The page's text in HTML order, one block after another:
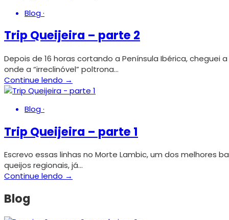
Blog·
Trip Queijeira – parte 2
Depois de 16 horas cortando a Península Ibérica, cheguei
onde a “irreclinóvel” poltrona…
Continue lendo →
Blog·
Trip Queijeira – parte 1
Escrevo essas linhas no Morte Lambic, um dos melhores
queijos regionais, já…
Continue lendo →
Blog